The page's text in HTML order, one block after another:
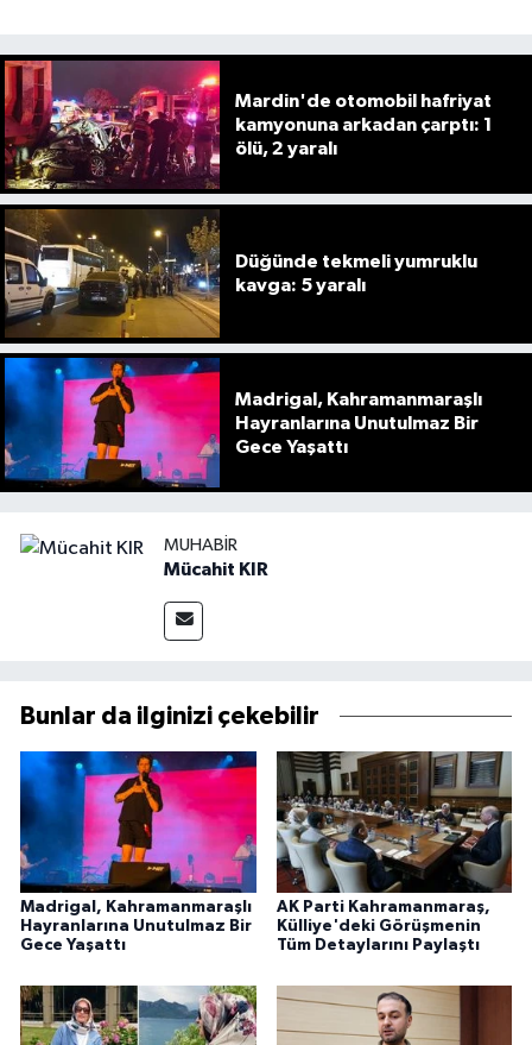
Mardin'de otomobil hafriyat
kamyonuna arkadan çarptı: 1
ölü, 2 yaralı
Düğünde tekmeli yumruklu
kavga: 5 yaralı
Madrigal, Kahramanmaraşlı
Hayranlarına Unutulmaz Bir
Gece Yaşattı
MUHABIR
Mücahit KIR
Bunlar da ilginizi çekebilir
Madrigal, Kahramanmaraşlı
Hayranlarına Unutulmaz Bir
Gece Yaşattı
AK Parti Kahramanmaraş,
Külliye'deki Görüşmenin
Tüm Detaylarını Paylaştı